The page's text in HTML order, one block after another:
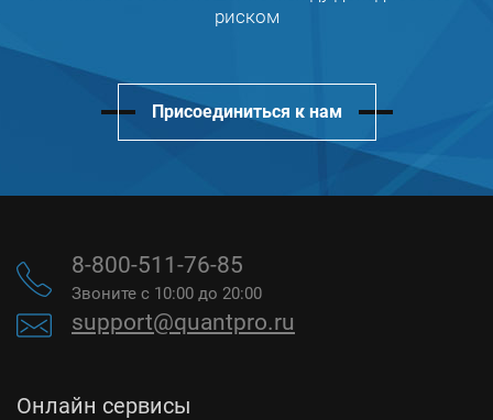
риском
Присоединиться к нам
8-800-511-76-85
Звоните с 10:00 до 20:00
support@quantpro.ru
Онлайн сервисы